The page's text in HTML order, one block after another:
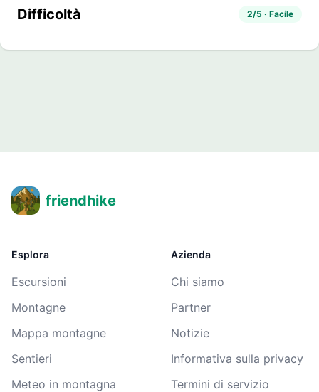
Difficoltà 2/5 · Facile
friendhike
Esplora
Escursioni
Montagne
Mappa montagne
Sentieri
Meteo in montagna
Azienda
Chi siamo
Partner
Notizie
Informativa sulla privacy
Termini di servizio